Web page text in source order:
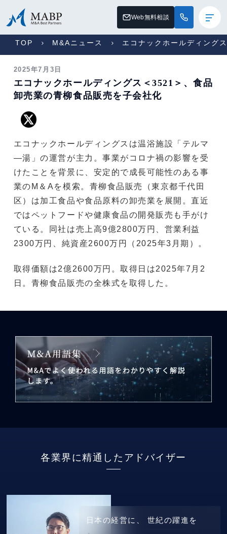
Web無料相談
TOP M&Aニュース エコナックホールディング
2025年7月3日
エコナックホールディングス＜3521＞、食品
卸売業の青柳食品販売を子会社化
エコナックホールディングスは温浴施設「テルマ
―湯」の運営が主力。事業がコロナ禍の影響を受
けたことを背景に、安定的で成長可能性のある事
業のM＆Aを模索。青柳食品販売（東京都千代田
区）は加工食品や食品原料の卸売業を展開。直近
ではペットフードや健康食品の開発販売も手がけ
ている。同社は売上高9億2800万円、営業利益
2300万円、純資産2600万円（2025年3月期）。
取得価額は2億2600万円。取得日は2025年7月2
日。青柳食品販売の全株式を取得した。
各業界に精通したアドバイザー
日本の経営に、 世紀の躍進を